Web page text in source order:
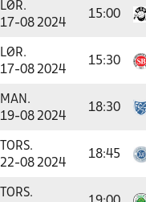
LØR.
17-08 2024
15:00
LØR.
17-08 2024
15:30
MAN.
19-08 2024
18:30
TORS.
22-08 2024
18:45
TORS.